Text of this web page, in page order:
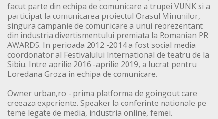
facut parte din echipa de comunicare a trupei VUNK si a
participat la comunicarea proiectul Orasul Minunilor,
singura campanie de comunicare a unui reprezentant
din industria divertismentului premiata la Romanian PR
AWARDS. In perioada 2012 -2014 a fost social media
coordonator al Festivalului International de teatru de la
Sibiu. Intre aprilie 2016 -aprilie 2019, a lucrat pentru
Loredana Groza in echipa de comunicare.
Owner urban,ro - prima platforma de goingout care
creeaza experiente. Speaker la conferinte nationale pe
teme legate de media, industria online, femei.